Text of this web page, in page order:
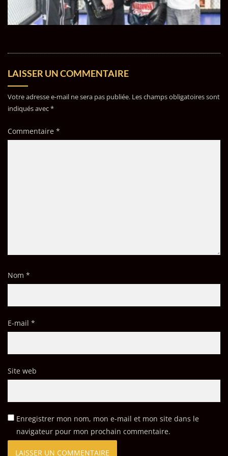
LAISSER UN COMMENTAIRE
Votre adresse e-mail ne sera pas publiée. Les champs obligatoires sont
indiqués avec*
Commentaire *
Nom *
E-mail *
Site web
Enregistrer mon nom, mon e-mail et mon site dans le
navigateur pour mon prochain commentaire.